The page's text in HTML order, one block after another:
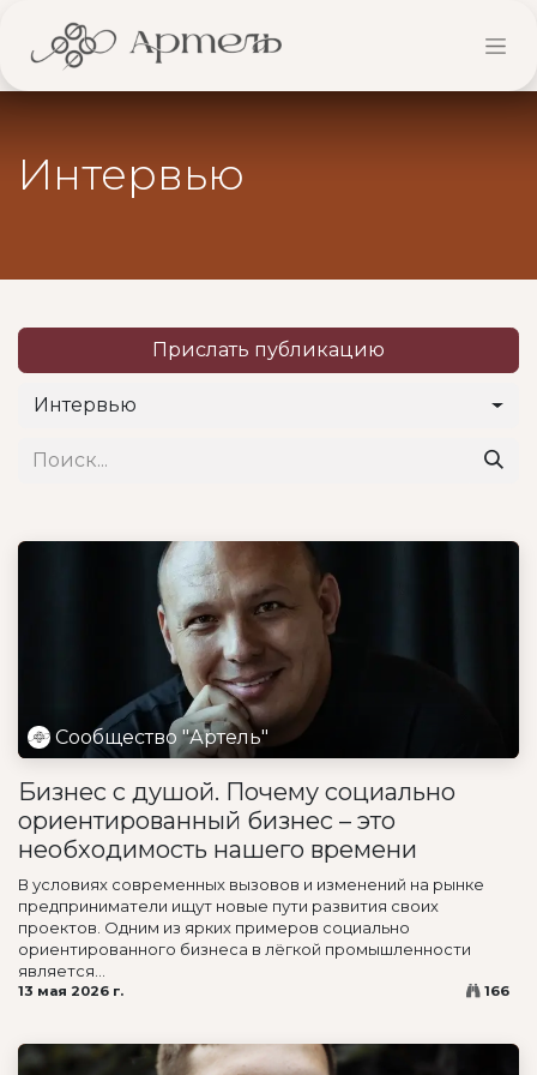
Интервью
Интервью
Прислать публикацию
Сообщество "Артель"
Бизнес с душой. Почему социально
ориентированный бизнес – это
необходимость нашего времени
В условиях современных вызовов и изменений на рынке
предприниматели ищут новые пути развития своих
проектов. Одним из ярких примеров социально
ориентированного бизнеса в лёгкой промышленности
является...
13 мая 2026 г. 166